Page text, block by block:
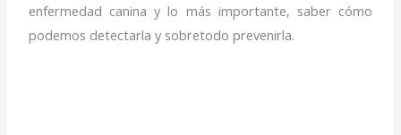
enfermedad canina y lo más importante, saber cómo
podemos detectarla y sobretodo prevenirla.